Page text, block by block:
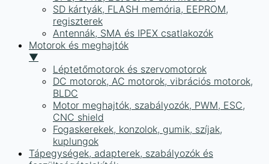
SD kártyák, FLASH memória, EEPROM,
regiszterek
Antennák, SMA és IPEX csatlakozók
Motorok és meghajtók
▼
Léptetőmotorok és szervomotorok
DC motorok, AC motorok, vibrációs motorok,
BLDC
Motor meghajtók, szabályozók, PWM, ESC,
CNC shield
Fogaskerekek, konzolok, gumik, szíjak,
kuplungok
Tápegységek, adapterek, szabályozók és